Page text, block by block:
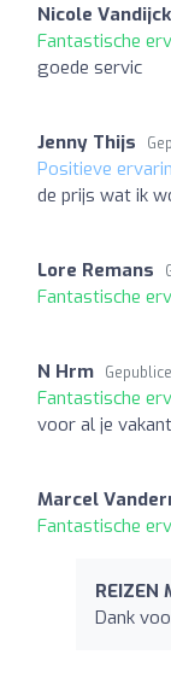
Nicole Vandijck
Fantastische
goede servic
Jenny Thijs
Positieve
de prijs wat ik
Lore Remans
Fantastische
N Hrm
Fantastische
voor al je
Marcel
Fantastische
REIZEN
Dank